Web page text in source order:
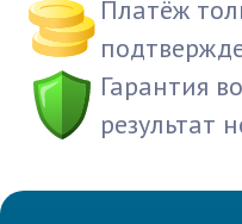
Платёж
Гарантия
результат